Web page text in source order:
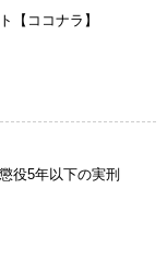
【ココナラ】
役5年以下の実刑